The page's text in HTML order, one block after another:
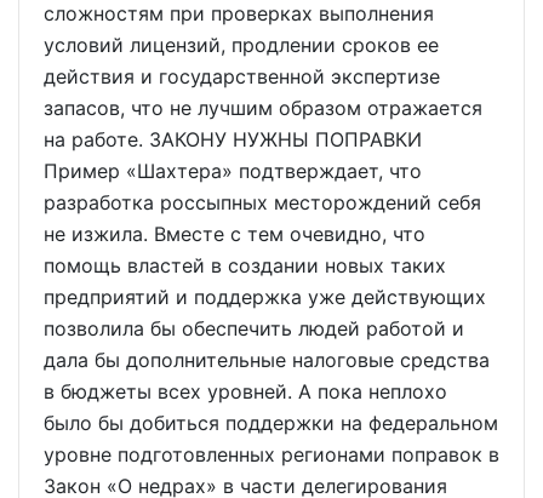
сложностям при проверках выполнения
условий лицензий, продлении сроков ее
действия и государственной экспертизе
запасов, что не лучшим образом отражается
на работе. ЗАКОНУ НУЖНЫ ПОПРАВКИ
Пример «Шахтера» подтверждает, что
разработка россыпных месторождений себя
не изжила. Вместе с тем очевидно, что
помощь властей в создании новых таких
предприятий и поддержка уже действующих
позволила бы обеспечить людей работой и
дала бы дополнительные налоговые средства
в бюджеты всех уровней. А пока неплохо
было бы добиться поддержки на федеральном
уровне подготовленных регионами поправок в
Закон «О недрах» в части делегирования